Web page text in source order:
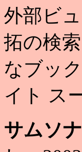
外部ビ
拓の検
なブッ
イト ス
サムソ